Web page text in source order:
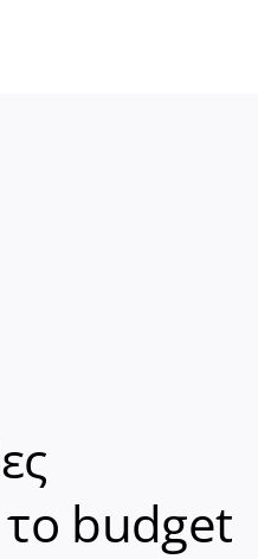
budget